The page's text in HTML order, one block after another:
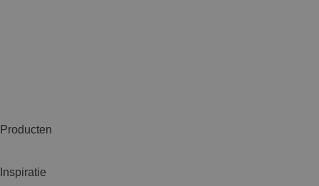
Producten
Inspiratie